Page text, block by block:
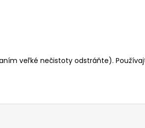
veľké nečistoty odstráňte).